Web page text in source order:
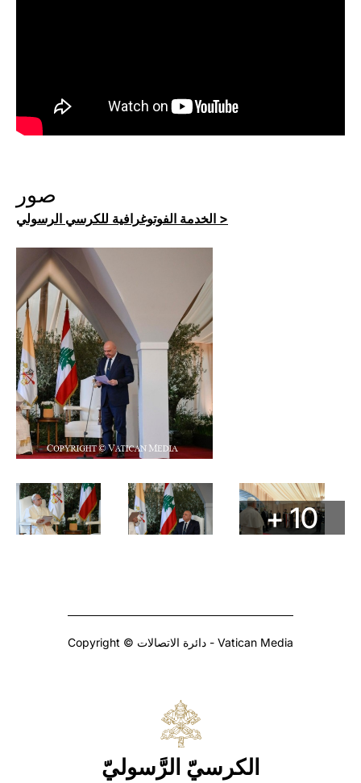
صور
الخدمة الفوتوغرافية للكرسي الرسولي >
+ 10
Copyright © دائرة الاتصالات - Vatican Media
الكرسيّ الرَّسوليّ